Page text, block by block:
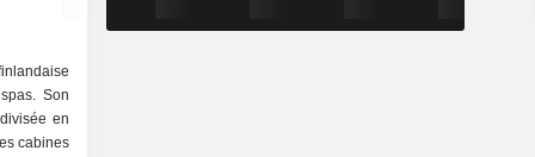
Son
en
cabines